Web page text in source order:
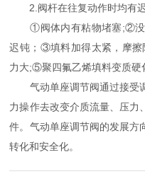
2.阀杆在往复动作时均有迟
①阀体内有粘物堵塞;②没
迟钝；③填料加得太紧，摩
力大;⑤聚四氟乙烯填料变质硬
气动单座调节阀通过接受
力操作去改变介质流量、压力
件。气动单座调节阀的发展方
转化和安全化。